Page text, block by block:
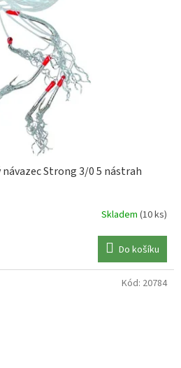
návazec Strong 3/0 5 nástrah
Skladem (10 ks)
Do košíku
Kód: 20784